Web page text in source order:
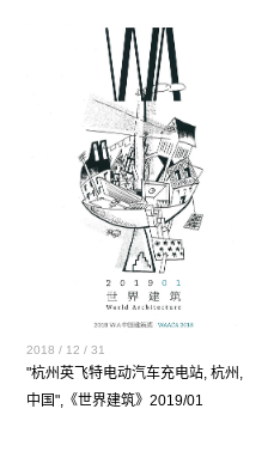
2018 / 12 / 31
"杭州英飞特电动汽车充电站, 杭州,
中国",《世界建筑》2019/01